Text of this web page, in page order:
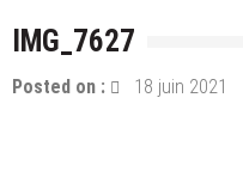
IMG_7627
Posted on : 18 juin 2021